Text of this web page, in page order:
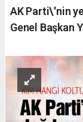
AK Parti\'nin
Genel Başkan